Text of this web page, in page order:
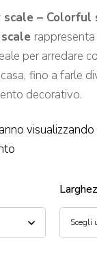
– Colorful
per arredare
fino a farle
decorativo.